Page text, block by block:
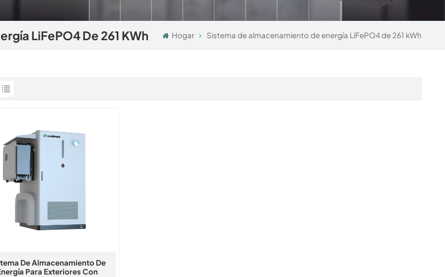
LiFePO4 De 261 KWh Hogar Sistema de almacenamiento de energía LiFePO4 de 261 kWh
De Almacenamiento De
Para Exteriores Con